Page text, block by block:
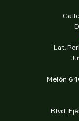
Lat.
Melón
Blvd.